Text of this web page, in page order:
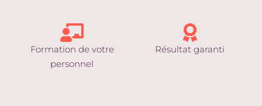
Formation de votre
personnel
Résultat garanti